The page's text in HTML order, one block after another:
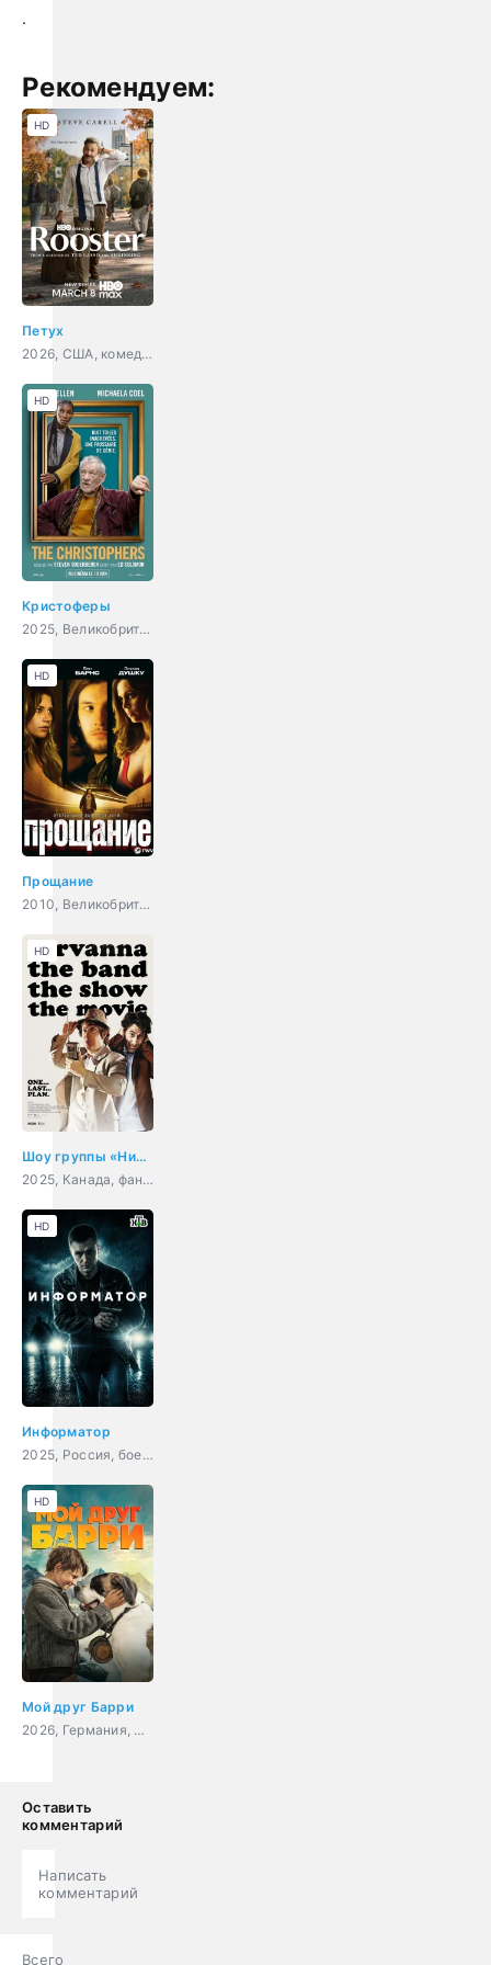
.
Рекомендуем:
Петух
2026, США, комедия
HD
Кристоферы
2025, Великобритания, США, драма, комедия
HD
Прощание
2010, Великобритания, триллер, драма
HD
Шоу группы «Нирванна». Фильм
2025, Канада, фантастика, комедия, приключения
HD
Информатор
2025, Россия, боевик
HD
Мой друг Барри
2026, Германия, Швейцария, семейный
HD
Оставить
комментарий
Написать
комментарий
Всего